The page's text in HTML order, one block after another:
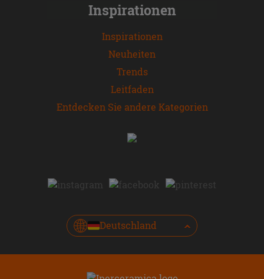
Inspirationen
Inspirationen
Neuheiten
Trends
Leitfaden
Entdecken Sie andere Kategorien
Deutschland